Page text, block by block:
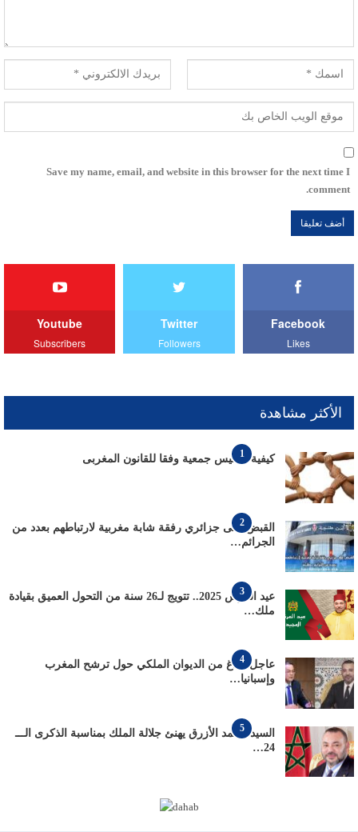
Save my name, email, and website in this browser for the next time I
comment.
Facebook
Likes
Twitter
Followers
Youtube
Subscribers
الأكثر مشاهدة
1
كيفية تأسيس جمعية وفقا للقانون المغربى
2
القبض على جزائري رفقة شابة مغربية لارتباطهم بعدد من
الجرائم…
3
عيد العرش 2025.. تتويج لـ26 سنة من التحول العميق بقيادة
ملك…
4
عاجل: بلاغ من الديوان الملكي حول ترشح المغرب
وإسبانيا…
5
السيد محمد الأزرق يهنئ جلالة الملك بمناسبة الذكرى الـــ
24…